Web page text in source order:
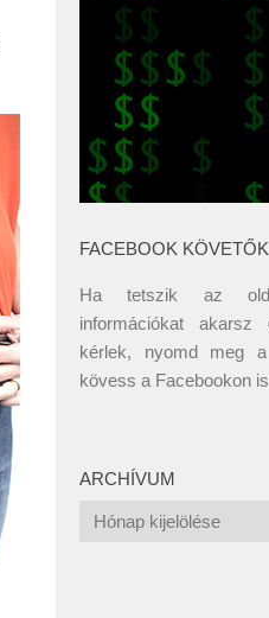
FACEBOOK KÖVETŐK
Ha tetszik az
információkat
kérlek, nyomd meg
kövess a Facebookon
ARCHÍVUM
Archívum